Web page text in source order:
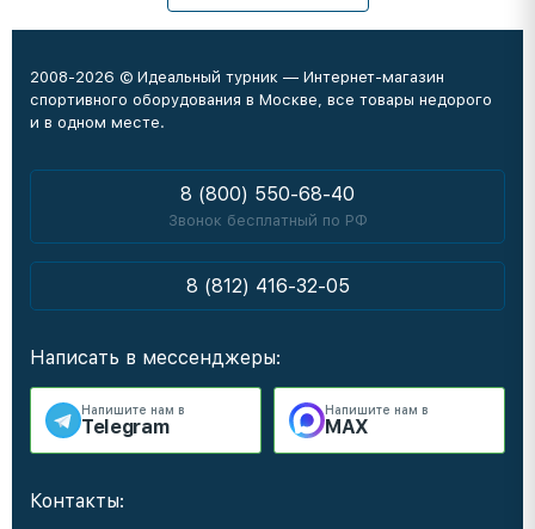
2008-2026 © Идеальный турник — Интернет-магазин
спортивного оборудования в Москве, все товары недорого
и в одном месте.
8 (800) 550-68-40
Звонок бесплатный по РФ
8 (812) 416-32-05
Написать в мессенджеры:
Напишите нам в
Telegram
Напишите нам в
MAX
Контакты: